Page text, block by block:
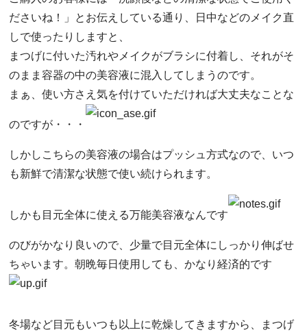
ださいね！」とお伝えしている通り、日中などのメイク直
しで使ったりしますと、
まつげに付いた汚れやメイクがブラシに付着し、それがそ
のまま容器の中の美容液に混入してしまうのです。
まぁ、使い方さえ気を付けていただければ大丈夫なことな
のですが・・・
しかしこちらの美容液の場合はプッシュ方式なので、いつ
も新鮮で清潔な状態で使い続けられます。
しかも目元全体に使える万能美容液なんです
のびがかなり良いので、少量で目元全体にしっかり伸ばせ
ちゃいます。朝晩毎日使用しても、かなり経済的です
冬場など目元もいつも以上に乾燥してきますから、まつげ